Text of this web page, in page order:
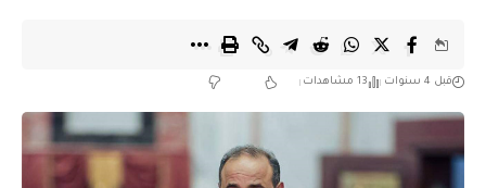
قبل 4 سنوات 13 مشاهدات